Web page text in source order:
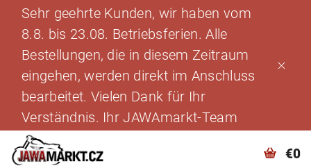
Sehr geehrte Kunden, wir haben vom
8.8. bis 23.08. Betriebsferien. Alle
Bestellungen, die in diesem Zeitraum
eingehen, werden direkt im Anschluss
bearbeitet. Vielen Dank für Ihr
Verständnis. Ihr JAWAmarkt-Team
€0